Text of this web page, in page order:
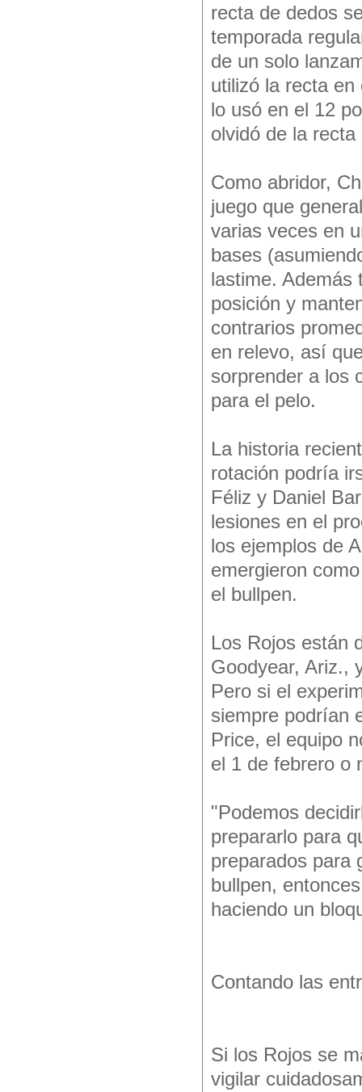
recta de dedos
temporada
de un solo
utilizó la recta
lo usó en el 12
olvidó de la
Como abridor,
juego que
varias veces en
bases
lastime. Además
posición y
contrarios
en relevo, así
sorprender a los
para el pelo.
La historia
rotación podría
Féliz y Daniel
lesiones en el
los ejemplos de
emergieron
el bullpen.
Los Rojos están
Goodyear, Ariz.,
Pero si el
siempre podrían
Price, el equipo
el 1 de febrero o
"Podemos
prepararlo para
preparados para
bullpen,
haciendo un
Contando las
Si los Rojos se
vigilar